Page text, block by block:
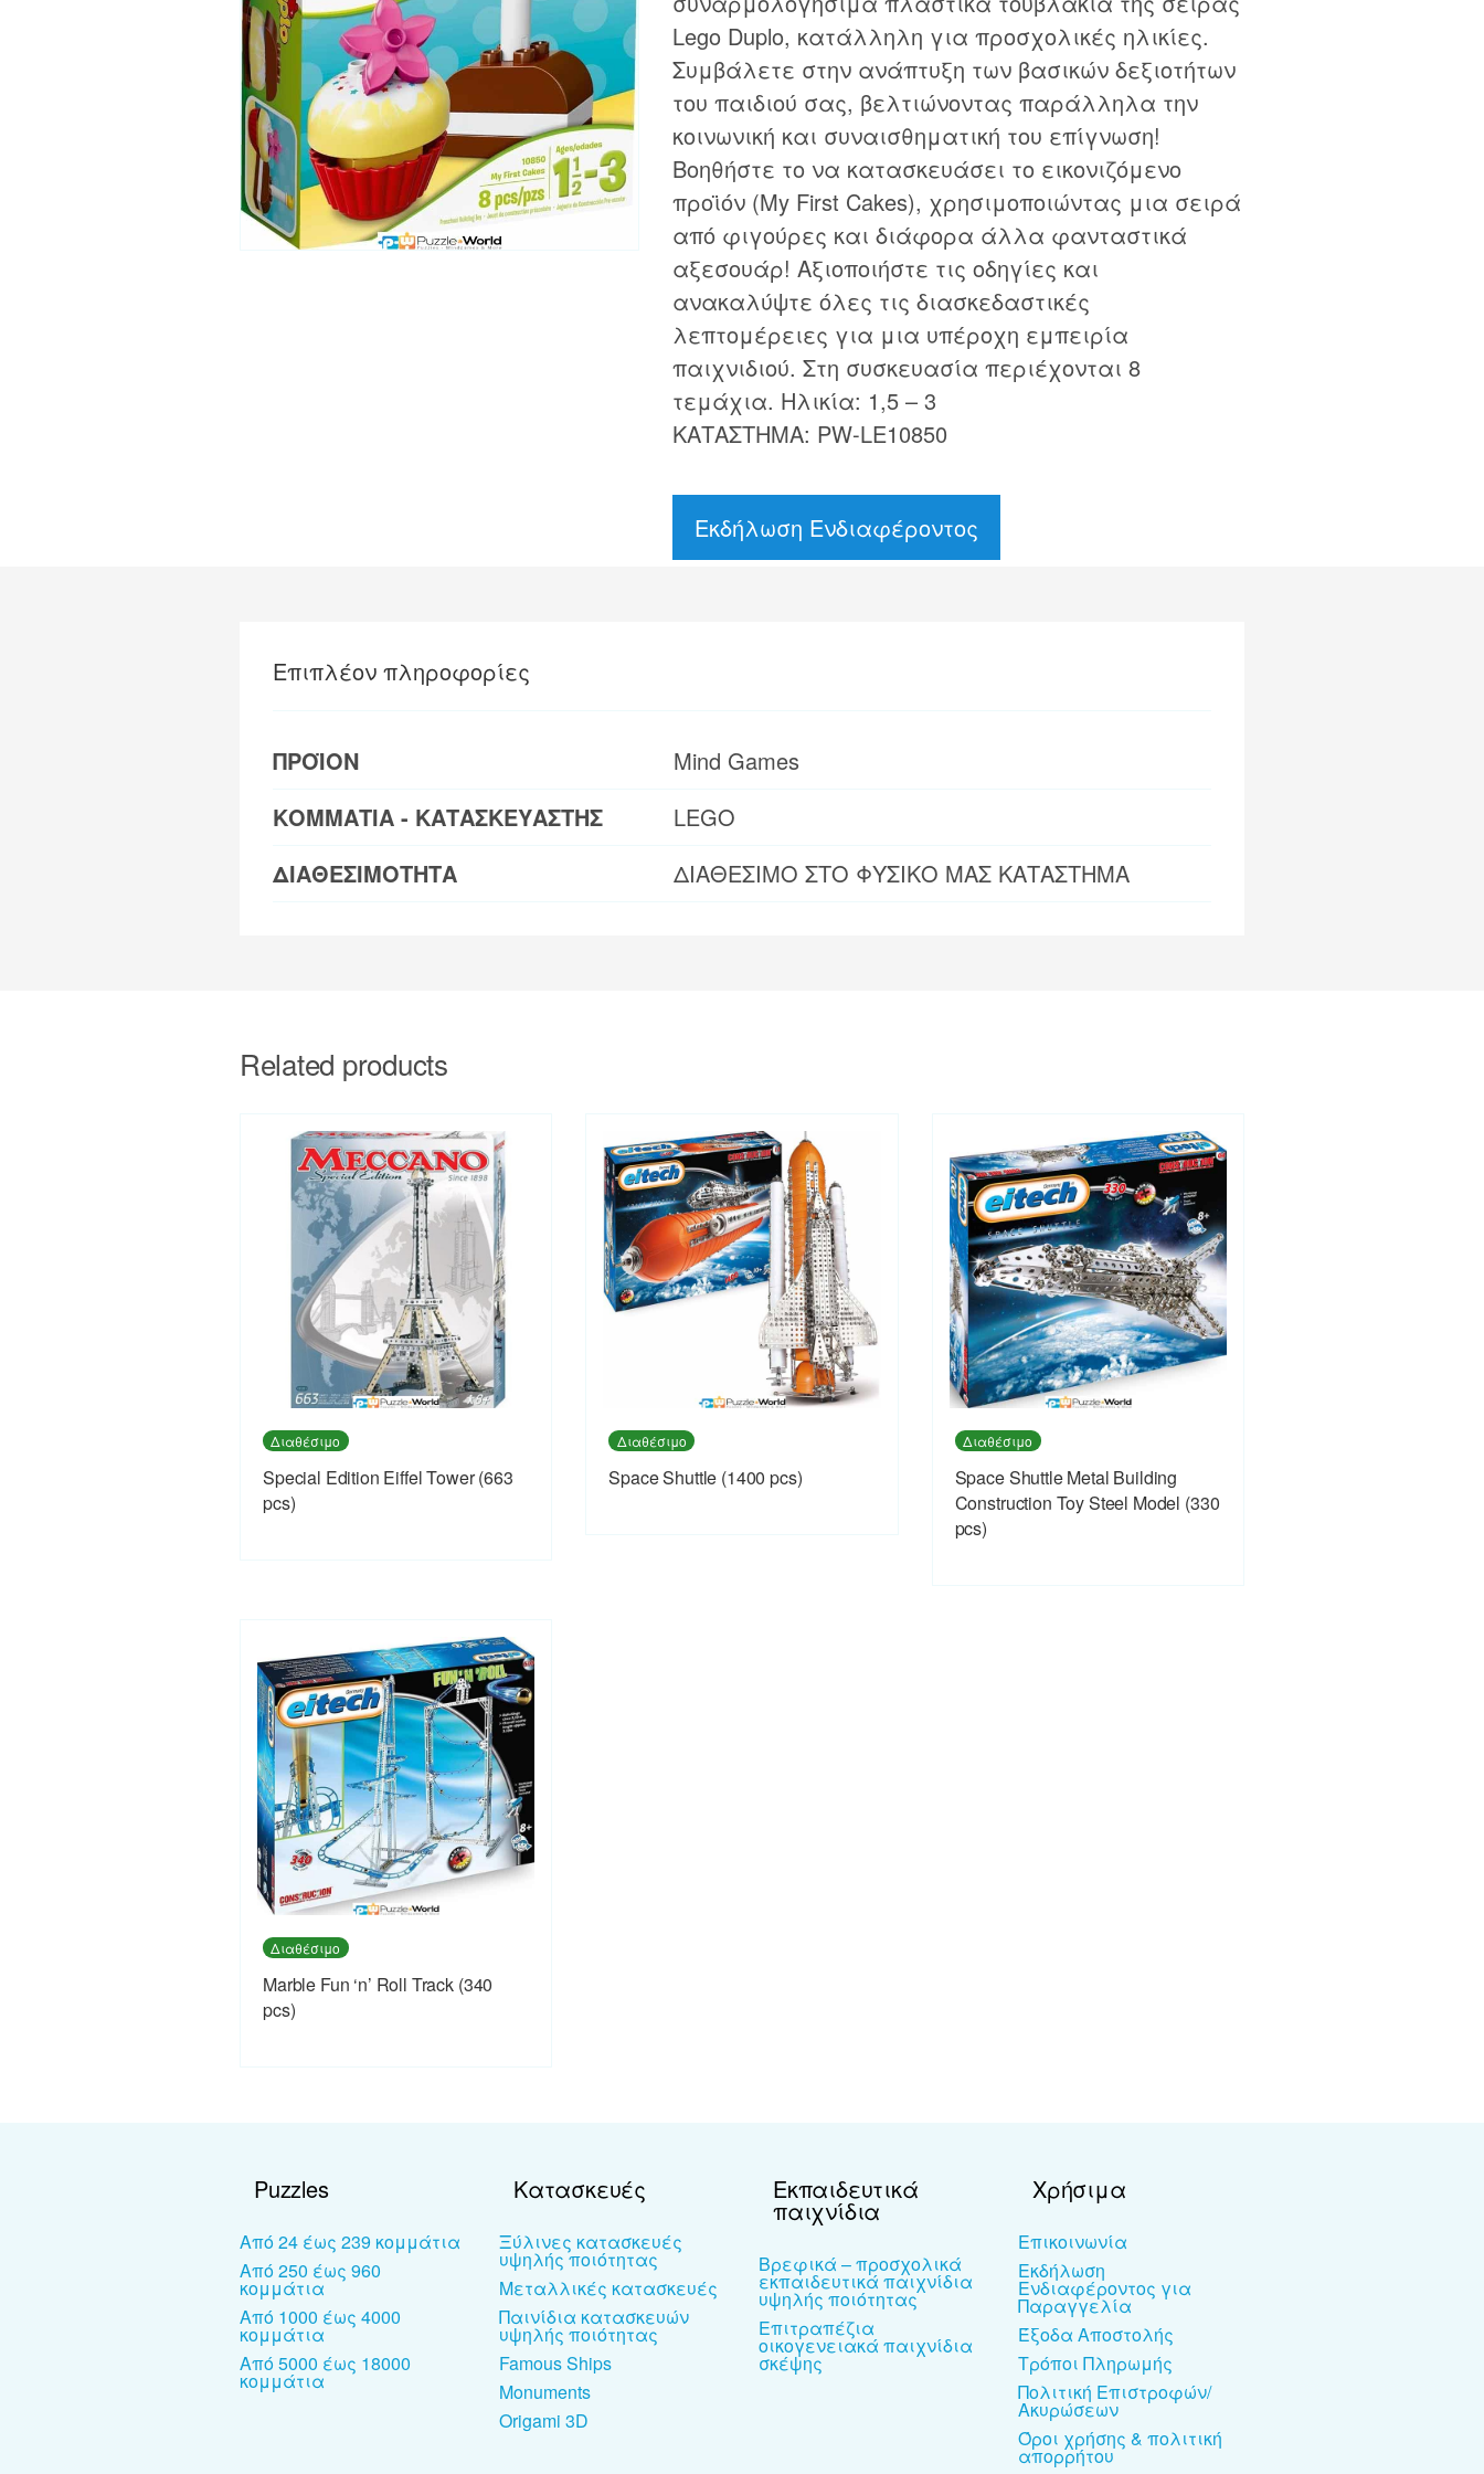
Lego Duplo, κατάλληλη για προσχολικές ηλικίες.
Συμβάλετε στην ανάπτυξη των βασικών δεξιοτήτων
του παιδιού σας, βελτιώνοντας παράλληλα την
κοινωνική και συναισθηματική του επίγνωση!
Βοηθήστε το να κατασκευάσει το εικονιζόμενο
προϊόν (My First Cakes), χρησιμοποιώντας μια σειρά
από φιγούρες και διάφορα άλλα φανταστικά
αξεσουάρ! Αξιοποιήστε τις οδηγίες και
ανακαλύψτε όλες τις διασκεδαστικές
λεπτομέρειες για μια υπέροχη εμπειρία
παιχνιδιού. Στη συσκευασία περιέχονται 8
τεμάχια. Ηλικία: 1,5 – 3
ΚΑΤΑΣΤΗΜΑ: PW-LE10850
Εκδήλωση Ενδιαφέροντος
Επιπλέον πληροφορίες
ΠΡΟΪΟΝ
Mind Games
ΚΟΜΜΑΤΙΑ - ΚΑΤΑΣΚΕΥΑΣΤΗΣ
LEGO
ΔΙΑΘΕΣΙΜΟΤΗΤΑ
ΔΙΑΘΕΣΙΜΟ ΣΤΟ ΦΥΣΙΚΟ ΜΑΣ ΚΑΤΑΣΤΗΜΑ
Related products
Διαθέσιμο
Special Edition Eiffel Tower (663
pcs)
Διαθέσιμο
Space Shuttle (1400 pcs)
Διαθέσιμο
Space Shuttle Metal Building
Construction Toy Steel Model (330
pcs)
Διαθέσιμο
Marble Fun ‘n’ Roll Track (340
pcs)
Puzzles
Από 24 έως 239 κομμάτια
Από 250 έως 960
κομμάτια
Από 1000 έως 4000
κομμάτια
Από 5000 έως 18000
κομμάτια
Κατασκευές
Ξύλινες κατασκευές
υψηλής ποιότητας
Μεταλλικές κατασκευές
Παινίδια κατασκευών
υψηλής ποιότητας
Famous Ships
Monuments
Origami 3D
Εκπαιδευτικά
παιχνίδια
Βρεφικά – προσχολικά
εκπαιδευτικά παιχνίδια
υψηλής ποιότητας
Επιτραπέζια
οικογενειακά παιχνίδια
σκέψης
Χρήσιμα
Επικοινωνία
Εκδήλωση
Ενδιαφέροντος για
Παραγγελία
Έξοδα Αποστολής
Τρόποι Πληρωμής
Πολιτική Επιστροφών/
Ακυρώσεων
Όροι χρήσης & πολιτική
απορρήτου